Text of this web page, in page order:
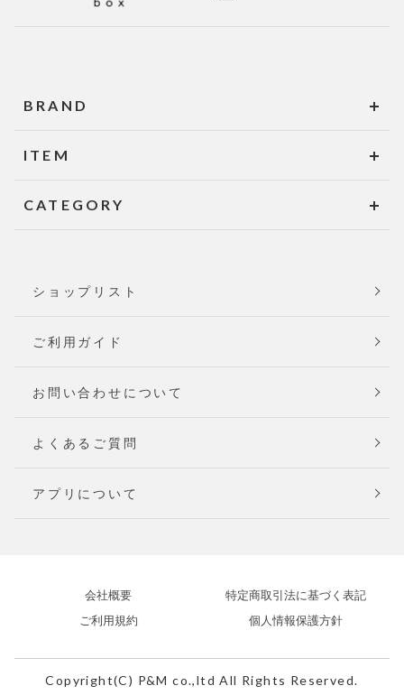
BRAND
ITEM
CATEGORY
ショップリスト
ご利用ガイド
お問い合わせについて
よくあるご質問
アプリについて
会社概要
特定商取引法に基づく表記
ご利用規約
個人情報保護方針
Copyright(C) P&M co.,ltd All Rights Reserved.